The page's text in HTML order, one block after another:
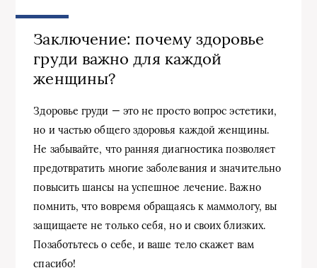
Заключение: почему здоровье
груди важно для каждой
женщины?
Здоровье груди — это не просто вопрос эстетики,
но и частью общего здоровья каждой женщины.
Не забывайте, что ранняя диагностика позволяет
предотвратить многие заболевания и значительно
повысить шансы на успешное лечение. Важно
помнить, что вовремя обращаясь к маммологу, вы
защищаете не только себя, но и своих близких.
Позаботьтесь о себе, и ваше тело скажет вам
спасибо!